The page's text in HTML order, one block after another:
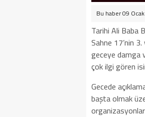
Bu haber 09
Tarihi Ali Baba
Sahne 17’nin 3.
geceye damga
çok ilgi gören
Gecede
başta olmak